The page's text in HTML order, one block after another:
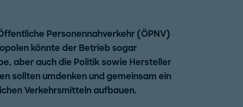
Personennahverkehr (ÖPNV)
könnte der Betrieb sogar
aber auch die Politik sowie Hersteller
sollten umdenken und gemeinsam ein
Verkehrsmitteln aufbauen.